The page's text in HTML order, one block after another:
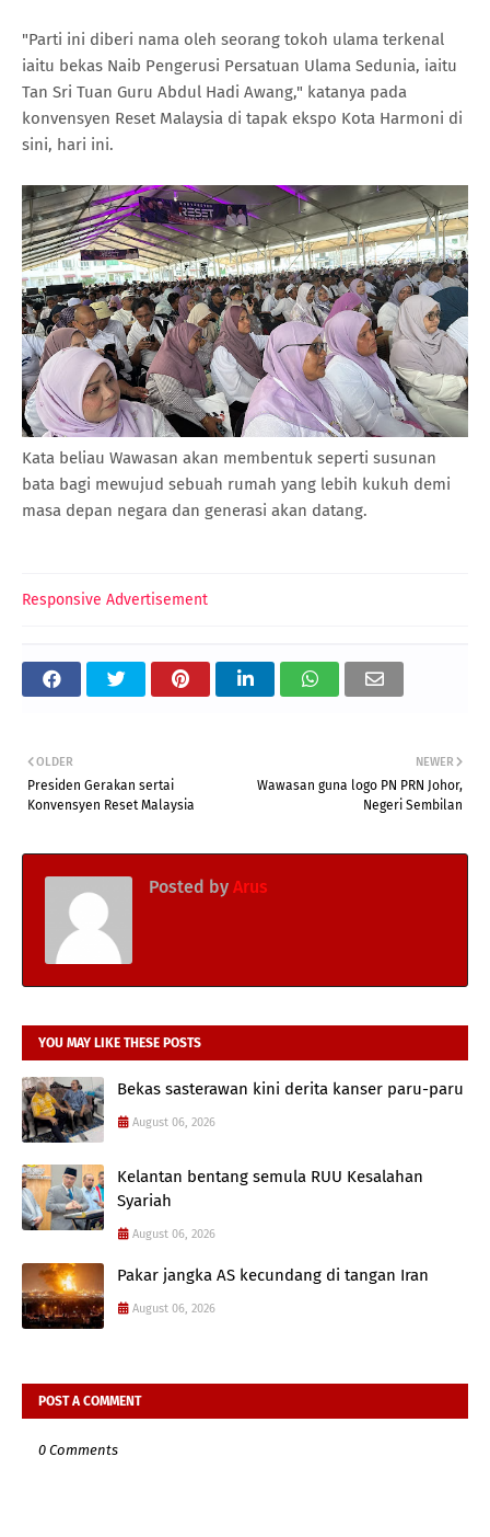
"Parti ini diberi nama oleh seorang tokoh ulama terkenal
iaitu bekas Naib Pengerusi Persatuan Ulama Sedunia, iaitu
Tan Sri Tuan Guru Abdul Hadi Awang," katanya pada
konvensyen Reset Malaysia di tapak ekspo Kota Harmoni di
sini, hari ini.
Kata beliau Wawasan akan membentuk seperti susunan
bata bagi mewujud sebuah rumah yang lebih kukuh demi
masa depan negara dan generasi akan datang.
Responsive Advertisement
NEWER
Wawasan guna logo PN PRN Johor,
Negeri Sembilan
OLDER
Presiden Gerakan sertai
Konvensyen Reset Malaysia
Posted by Arus
YOU MAY LIKE THESE POSTS
Bekas sasterawan kini derita kanser paru-paru
August 06, 2026
Kelantan bentang semula RUU Kesalahan
Syariah
August 06, 2026
Pakar jangka AS kecundang di tangan Iran
August 06, 2026
POST A COMMENT
0 Comments